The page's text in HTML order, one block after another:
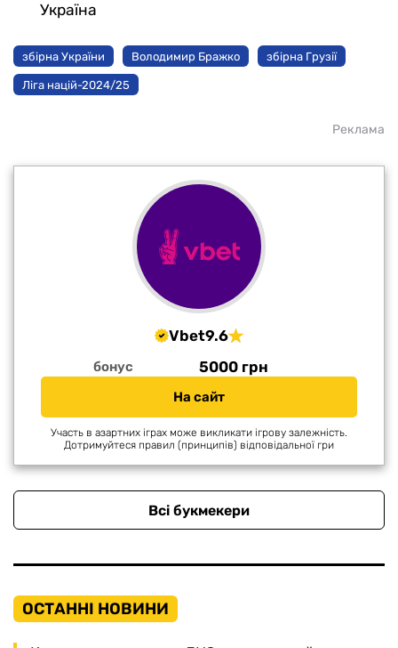
Україна
збірна України Володимир Бражко збірна Грузії
Ліга націй-2024/25
Реклама
Vbet9.6
бонус 5000 грн
На сайт
Участь в азартних іграх може викликати ігрову залежність.
Дотримуйтеся правил (принципів) відповідальної гри
Всі букмекери
ОСТАННІ НОВИНИ